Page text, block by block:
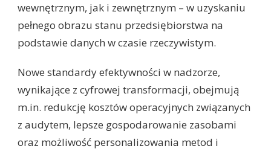
wewnętrznym, jak i zewnętrznym – w uzyskaniu
pełnego obrazu stanu przedsiębiorstwa na
podstawie danych w czasie rzeczywistym.
Nowe standardy efektywności w nadzorze,
wynikające z cyfrowej transformacji, obejmują
m.in. redukcję kosztów operacyjnych związanych
z audytem, lepsze gospodarowanie zasobami
oraz możliwość personalizowania metod i